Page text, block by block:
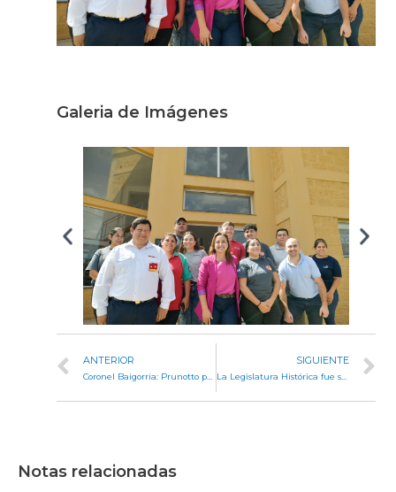
Galeria de Imágenes
ANTERIOR
Coronel Baigorria: Prunotto participó de la inauguración del Taller de Usos Múltiples del IPEM N° 91
SIGUIENTE
La Legislatura Histórica fue sede del Foro de la Cultura Democrática
Notas relacionadas